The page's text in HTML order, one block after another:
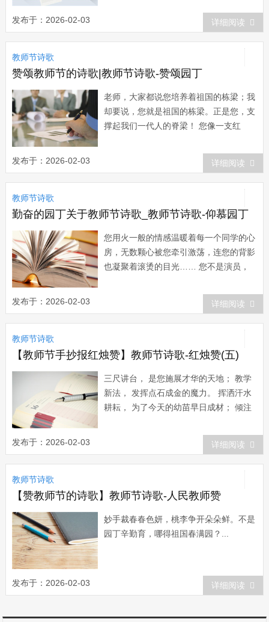
发布于：2026-02-03 详细阅读
教师节诗歌
赞颂教师节的诗歌|教师节诗歌-赞颂园丁
老师，大家都说您培养着祖国的栋梁；我
却要说，您就是祖国的栋梁。正是您，支
撑起我们一代人的脊梁！ 您像一支红
格和精神，可以用两个字就是－－燃烧！
发布于：2026-02-03 详细阅读
教师节诗歌
勤奋的园丁关于教师节诗歌_教师节诗歌-仰慕园丁
您用火一般的情感温暖着每一个同学的心
房，无数颗心被您牵引激荡，连您的背影
也凝聚着滚烫的目光…… 您不是演员，
家，却让知识的清泉叮咚作响，唱出迷人
的歌曲；您不是雕塑家，却塑造着一批批
青年人的灵魂...
发布于：2026-02-03 详细阅读
教师节诗歌
【教师节手抄报红烛赞】教师节诗歌-红烛赞(五)
三尺讲台， 是您施展才华的天地； 教学
新法， 发挥点石成金的魔力。 挥洒汗水
耕耘， 为了今天的幼苗早日成材； 倾注
深夜，您批改作业， 陪伴您的是爱人的
鼾声； 黎明，您撰写教案， 抚慰您的是
孩子的梦呓。 您是一片映红东方的朝
霞， 托起希望，捧起旭日； 您是一支熠
熠...
发布于：2026-02-03 详细阅读
教师节诗歌
【赞教师节的诗歌】教师节诗歌-人民教师赞
妙手裁春春色妍，桃李争开朵朵鲜。不是
园丁辛勤育，哪得祖国春满园？...
发布于：2026-02-03 详细阅读